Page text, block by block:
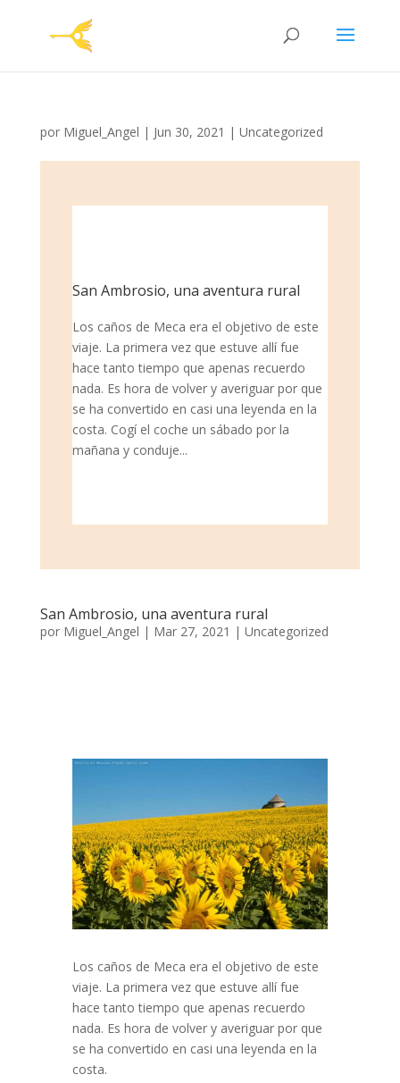
por Miguel_Angel | Jun 30, 2021 | Uncategorized
San Ambrosio, una aventura rural
Los caños de Meca era el objetivo de este
viaje. La primera vez que estuve allí fue
hace tanto tiempo que apenas recuerdo
nada. Es hora de volver y averiguar por que
se ha convertido en casi una leyenda en la
costa. Cogí el coche un sábado por la
mañana y conduje...
San Ambrosio, una aventura rural
por Miguel_Angel | Mar 27, 2021 | Uncategorized
Los caños de Meca era el objetivo de este
viaje. La primera vez que estuve allí fue
hace tanto tiempo que apenas recuerdo
nada. Es hora de volver y averiguar por que
se ha convertido en casi una leyenda en la
costa.